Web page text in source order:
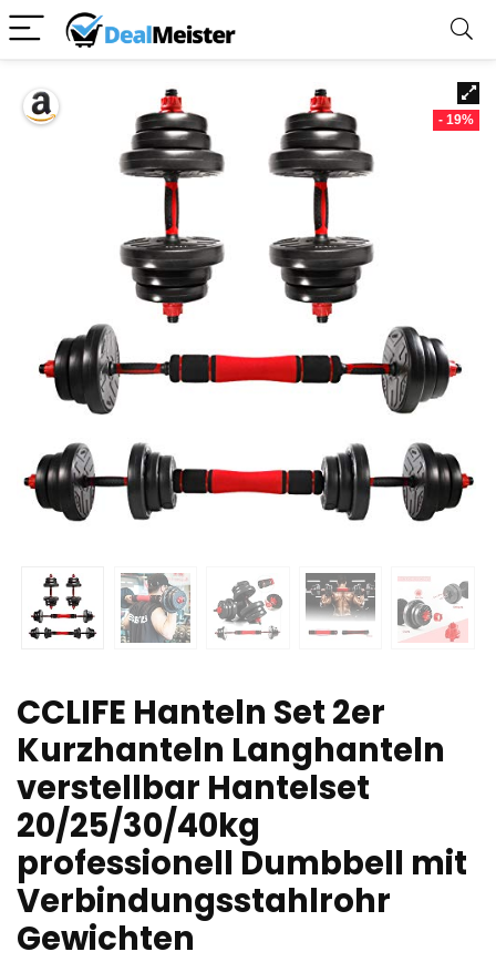
- 19%
CCLIFE Hanteln Set 2er
Kurzhanteln Langhanteln
verstellbar Hantelset
20/25/30/40kg
professionell Dumbbell mit
Verbindungsstahlrohr
Gewichten